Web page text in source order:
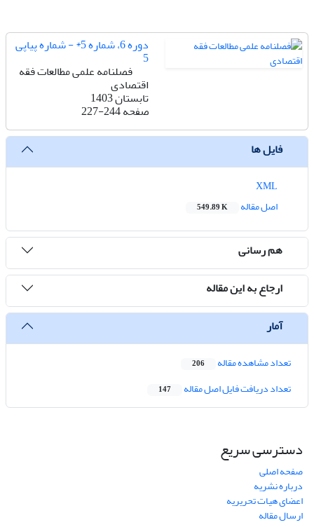
دوره 6، شماره 5* - شماره پیاپی
5
فصلنامه علمی مطالعات فقه
اقتصادی
تابستان 1403
صفحه227-244
فایل ها
اصل مقاله
549.89 K
هم رسانی
ارجاع به این مقاله
آمار
تعداد مشاهده مقاله 206
تعداد دریافت فایل اصل مقاله 147
دسترسی سریع
صفحه اصلی
درباره نشریه
اعضای هیات تحریریه
ارسال مقاله